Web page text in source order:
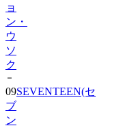
ョ
ン・
ウ
ソ
ク
09SEVENTEEN(セ
ブ
ン